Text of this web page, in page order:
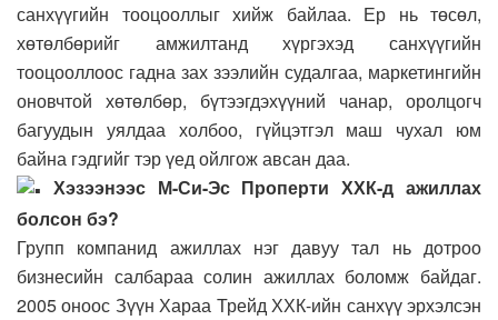
санхүүгийн тооцооллыг хийж байлаа. Ер нь төсөл,
хөтөлбөрийг амжилтанд хүргэхэд санхүүгийн
тооцооллоос гадна зах зээлийн судалгаа, маркетингийн
оновчтой хөтөлбөр, бүтээгдэхүүний чанар, оролцогч
багуудын уялдаа холбоо, гүйцэтгэл маш чухал юм
байна гэдгийг тэр үед ойлгож авсан даа.
Хэзээнээс М-Си-Эс Проперти ХХК-д ажиллах
болсон бэ?
Групп компанид ажиллах нэг давуу тал нь дотроо
бизнесийн салбараа солин ажиллах боломж байдаг.
2005 оноос Зүүн Хараа Трейд ХХК-ийн санхүү эрхэлсэн